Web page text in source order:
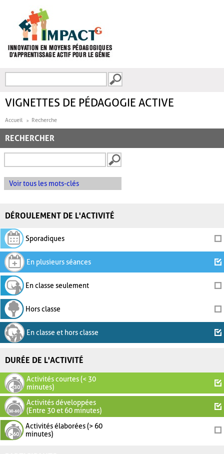
FORMULAIRE DE
VIGNETTES DE PÉDAGOGIE ACTIVE
Accueil Recherche
RECHERCHER
Voir tous les mots-clés
DÉROULEMENT DE L'ACTIVITÉ
Sporadiques
En plusieurs séances
En classe seulement
Hors classe
En classe et hors classe
DURÉE DE L'ACTIVITÉ
Activités courtes (< 30
minutes)
Activités développées
(Entre 30 et 60 minutes)
Activités élaborées (> 60
minutes)